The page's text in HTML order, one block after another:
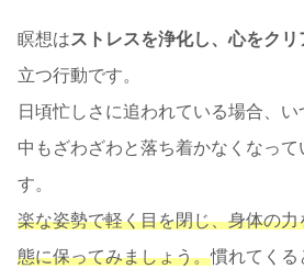
瞑想はストレスを浄化し、心をクリ
立つ行動です。
日頃忙しさに追われている場合、
中もざわざわと落ち着かなくなって
す。
楽な姿勢で軽く目を閉じ、身体の
態に保ってみましょう。慣れてくる